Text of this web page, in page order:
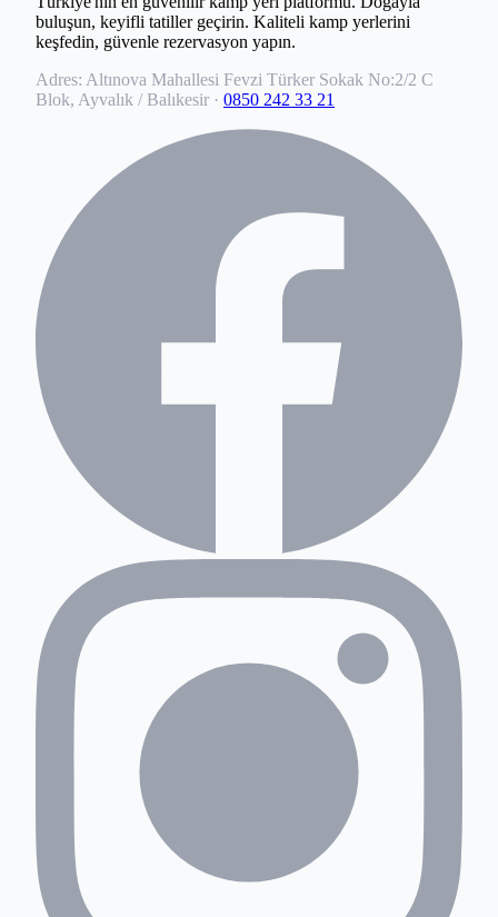
buluşun, keyifli tatiller geçirin. Kaliteli kamp yerlerini
keşfedin, güvenle rezervasyon yapın.
Adres: Altınova Mahallesi Fevzi Türker Sokak No:2/2 C
Blok, Ayvalık / Balıkesir · 0850 242 33 21